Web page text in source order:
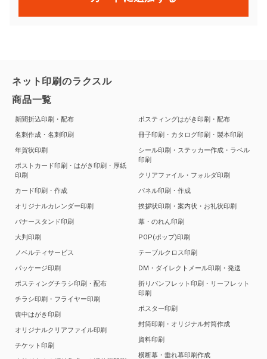
ネット印刷のラクスル
商品一覧
新聞折込印刷・配布
名刺作成・名刺印刷
年賀状印刷
ポストカード印刷・はがき印刷・厚紙
印刷
カード印刷・作成
オリジナルカレンダー印刷
バナースタンド印刷
大判印刷
ノベルティサービス
パッケージ印刷
ポスティングチラシ印刷・配布
チラシ印刷・フライヤー印刷
喪中はがき印刷
オリジナルクリアファイル印刷
チケット印刷
ポスティングはがき印刷・配布
冊子印刷・カタログ印刷・製本印刷
シール印刷・ステッカー作成・ラベル
印刷
クリアファイル・フォルダ印刷
パネル印刷・作成
挨拶状印刷・案内状・お礼状印刷
幕・のれん印刷
POP(ポップ)印刷
テーブルクロス印刷
DM・ダイレクトメール印刷・発送
折りパンフレット印刷・リーフレット
印刷
ポスター印刷
封筒印刷・オリジナル封筒作成
資料印刷
横断幕・垂れ幕印刷作成